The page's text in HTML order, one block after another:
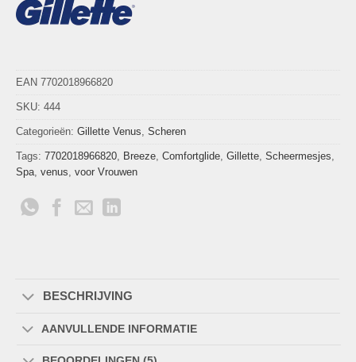
EAN 7702018966820
SKU: 444
Categorieën: Gillette Venus, Scheren
Tags: 7702018966820, Breeze, Comfortglide, Gillette, Scheermesjes,
Spa, venus, voor Vrouwen
BESCHRIJVING
AANVULLENDE INFORMATIE